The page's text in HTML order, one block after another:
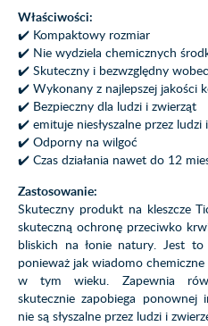
Właściwości:
✔️ Kompaktowy rozmiar
✔️ Nie wydziela chemicznych
✔️ Skuteczny i bezwzględny
✔️ Wykonany z najlepszej jakości
✔️ Bezpieczny dla ludzi i zwierząt
✔️ emituje niesłyszalne przez
✔️ Odporny na wilgoć
✔️ Czas działania nawet do 12
Zastosowanie:
Skuteczny produkt na kleszcze
skuteczną ochronę przeciwko
bliskich na łonie natury. Jest
ponieważ jak wiadomo
w tym wieku. Zapewnia
skutecznie zapobiega ponownej
nie są słyszalne przez ludzi i